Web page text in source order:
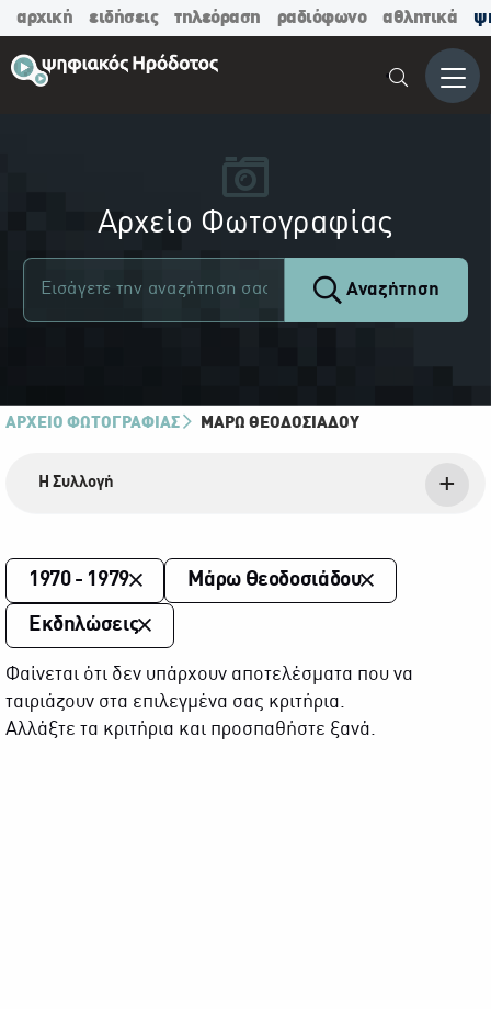
αρχική ειδήσεις τηλεόραση ραδιόφωνο αθλητικά
Μενού
Αρχείο Φωτογραφίας
Αναζήτηση
ΑΡΧΕΙΟ ΦΩΤΟΓΡΑΦΙΑΣ ΜΆΡΩ ΘΕΟΔΟΣΙΆΔΟΥ
Η Συλλογή
1970 - 1979 Μάρω Θεοδοσιάδου
Εκδηλώσεις
Φαίνεται ότι δεν υπάρχουν αποτελέσματα που να
ταιριάζουν στα επιλεγμένα σας κριτήρια.
Αλλάξτε τα κριτήρια και προσπαθήστε ξανά.